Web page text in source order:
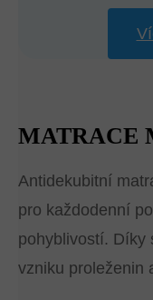
MATRACE
Antidekubitní
pro každodenní
pohyblivostí. Díky
vzniku proleženin